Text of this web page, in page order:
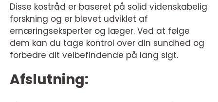
Disse kostråd er baseret på solid videnskabelig
forskning og er blevet udviklet af
ernæringseksperter og læger. Ved at følge
dem kan du tage kontrol over din sundhed og
forbedre dit velbefindende på lang sigt.
Afslutning: